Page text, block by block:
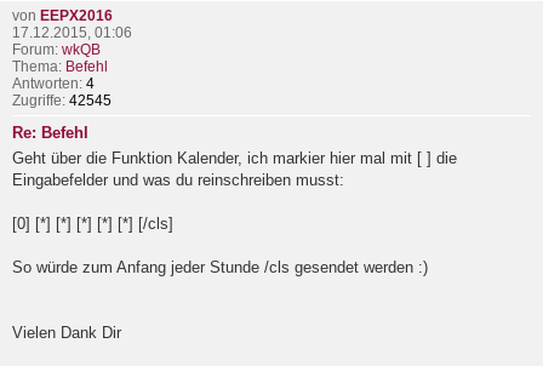
von EEPX2016
17.12.2015, 01:06
Forum: wkQB
Thema: Befehl
Antworten: 4
Zugriffe: 42545
Re: Befehl
Geht über die Funktion Kalender, ich markier hier mal mit [ ] die
Eingabefelder und was du reinschreiben musst:
[0] [*] [*] [*] [*] [*] [/cls]
So würde zum Anfang jeder Stunde /cls gesendet werden :)
Vielen Dank Dir